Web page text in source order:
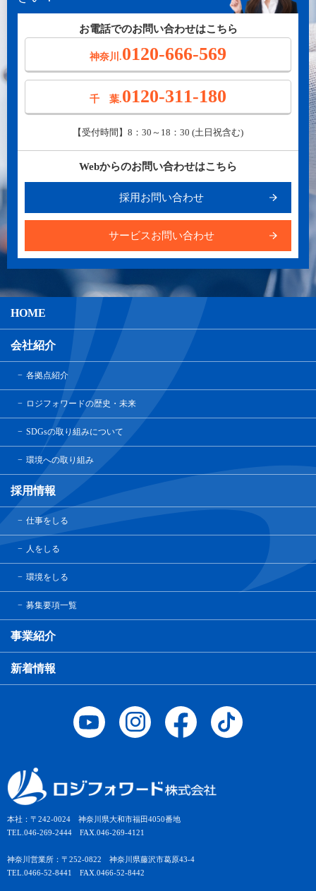
お電話でのお問い合わせはこちら
神奈川.0120-666-569
千 葉.0120-311-180
【受付時間】8：30～18：30 (土日祝含む)
Webからのお問い合わせはこちら
採用お問い合わせ
サービスお問い合わせ
本社：〒242-0024 神奈川県大和市福田4050番地
TEL.046-269-2444 FAX.046-269-4121
神奈川営業所：〒252-0822 神奈川県藤沢市葛原43-4
TEL.0466-52-8441 FAX.0466-52-8442
HOME
会社紹介
各拠点紹介
ロジフォワードの歴史・未来
SDGsの取り組みについて
環境への取り組み
採用情報
仕事をしる
人をしる
環境をしる
募集要項一覧
事業紹介
新着情報